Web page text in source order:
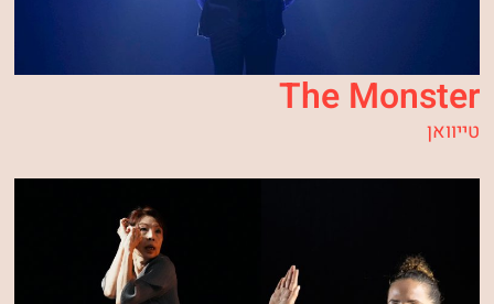
The Monster
טייוואן